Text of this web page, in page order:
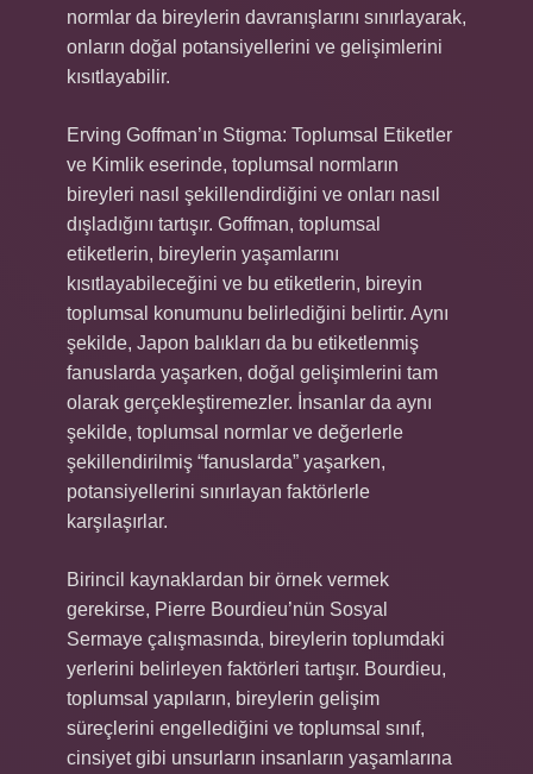
normlar da bireylerin davranışlarını sınırlayarak,
onların doğal potansiyellerini ve gelişimlerini
kısıtlayabilir.
Erving Goffman’ın Stigma: Toplumsal Etiketler
ve Kimlik eserinde, toplumsal normların
bireyleri nasıl şekillendirdiğini ve onları nasıl
dışladığını tartışır. Goffman, toplumsal
etiketlerin, bireylerin yaşamlarını
kısıtlayabileceğini ve bu etiketlerin, bireyin
toplumsal konumunu belirlediğini belirtir. Aynı
şekilde, Japon balıkları da bu etiketlenmiş
fanuslarda yaşarken, doğal gelişimlerini tam
olarak gerçekleştiremezler. İnsanlar da aynı
şekilde, toplumsal normlar ve değerlerle
şekillendirilmiş “fanuslarda” yaşarken,
potansiyellerini sınırlayan faktörlerle
karşılaşırlar.
Birincil kaynaklardan bir örnek vermek
gerekirse, Pierre Bourdieu’nün Sosyal
Sermaye çalışmasında, bireylerin toplumdaki
yerlerini belirleyen faktörleri tartışır. Bourdieu,
toplumsal yapıların, bireylerin gelişim
süreçlerini engellediğini ve toplumsal sınıf,
cinsiyet gibi unsurların insanların yaşamlarına